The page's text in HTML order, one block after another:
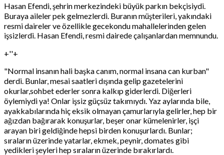
Hasan Efendi, şehrin merkezindeki büyük parkın bekçisiydi.
Buraya aileler pek gelmezlerdi. Buranın müşterileri, yakındaki
resmi daireler ve özellikle gecekondu mahallelerinden gelen
işsizlerdi. Hasan Efendi, resmi dairede çalışanlardan memnundu.
+''+
"Normal insanın hali başka canım, normal insana can kurban"
derdi. Bunlar, mesai saatleri dışında gelip gazetelerini
okurlar,sohbet ederler sonra kalkıp giderlerdi. Diğerleri
öylemiydi ya! Onlar işsiz güçsüz takımıydı. Yaz aylarında bile,
ayakkabılarında hiç eksik olmayan çamurlarıyla gelirler, hep bir
ağızdan bağırarak konuşurlar, beşer onar kümelenirler, işçi
arayan biri geldiğinde hepsi birden konuşurlardı. Bunlar;
sıraların üzerinde yatarlar, ekmek, peynir, domates gibi
yedikleri şeyleri hep sıraların üzerinde bırakırlardı.